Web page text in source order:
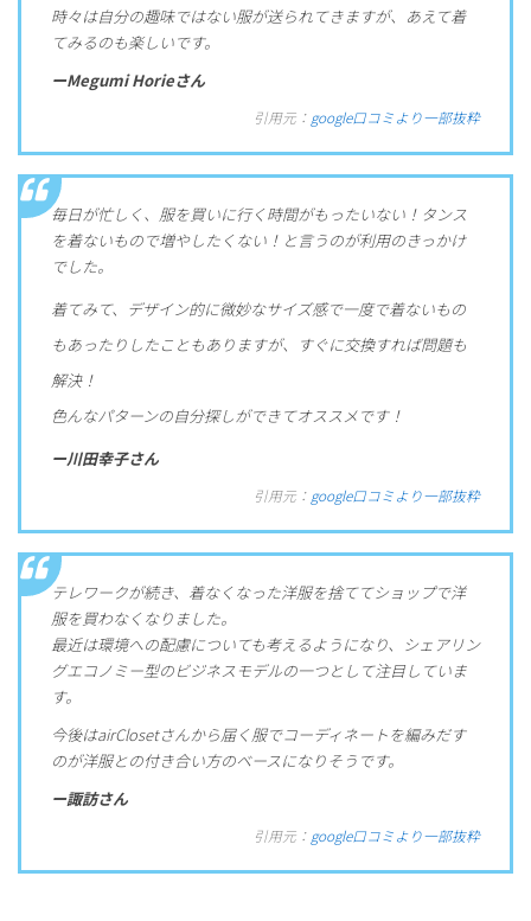
時々は自分の趣味ではない服が送られてきますが、あえて着
てみるのも楽しいです。
ーMegumi Horieさん
引用元： google口コミより一部抜粋
毎日が忙しく、服を買いに行く時間がもったいない！タンス
を着ないもので増やしたくない！と言うのが利用のきっかけ
でした。
着てみて、デザイン的に微妙なサイズ感で一度で着ないもの
もあったりしたこともありますが、すぐに交換すれば問題も
解決！
色んなパターンの自分探しができてオススメです！
ー川田幸子さん
引用元： google口コミより一部抜粋
テレワークが続き、着なくなった洋服を捨ててショップで洋
服を買わなくなりました。
最近は環境への配慮についても考えるようになり、シェアリン
グエコノミー型のビジネスモデルの一つとして注目していま
す。
今後はairClosetさんから届く服でコーディネートを編みだす
のが洋服との付き合い方のベースになりそうです。
ー諏訪さん
引用元： google口コミより一部抜粋